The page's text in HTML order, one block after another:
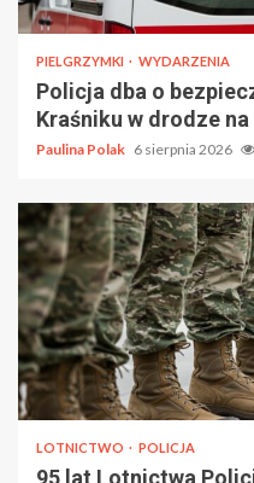
PIELGRZYMKI WYDARZENIA
Policja dba o
Kraśniku w drodze
Paulina Polak 6 sierpnia 2026
LOTNICTWO POLICJA
95 lat Lotnictwa